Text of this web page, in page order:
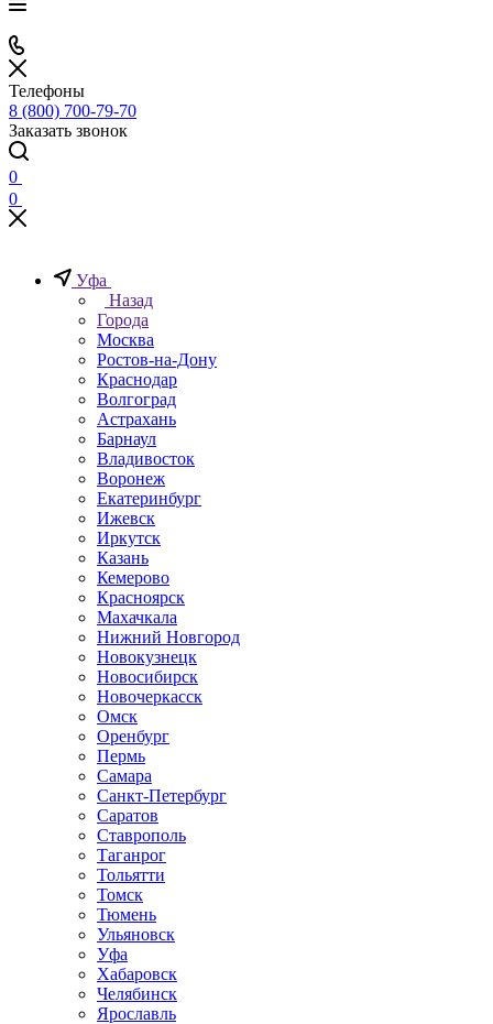
Телефоны
8 (800) 700-79-70
Заказать звонок
0
0
Уфа
Назад
Города
Москва
Ростов-на-Дону
Краснодар
Волгоград
Астрахань
Барнаул
Владивосток
Воронеж
Екатеринбург
Ижевск
Иркутск
Казань
Кемерово
Красноярск
Махачкала
Нижний Новгород
Новокузнецк
Новосибирск
Новочеркаcск
Омск
Оренбург
Пермь
Самара
Санкт-Петербург
Саратов
Ставрополь
Таганрог
Тольятти
Томск
Тюмень
Ульяновск
Уфа
Хабаровск
Челябинск
Ярославль